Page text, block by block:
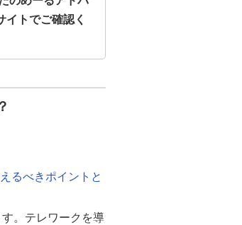
イトでご確認く
るべきポイントと
。テレワークを導